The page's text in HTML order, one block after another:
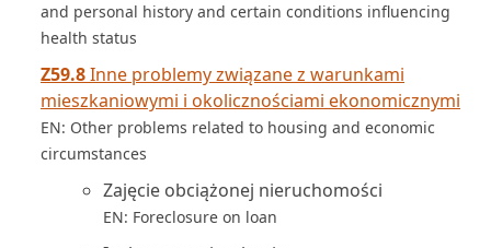
and personal history and certain conditions influencing
health status
Z59.8Inne problemy związane z warunkami
mieszkaniowymi i okolicznościami ekonomicznymi
EN: Other problems related to housing and economic
circumstances
Zajęcie obciążonej nieruchomości
EN: Foreclosure on loan